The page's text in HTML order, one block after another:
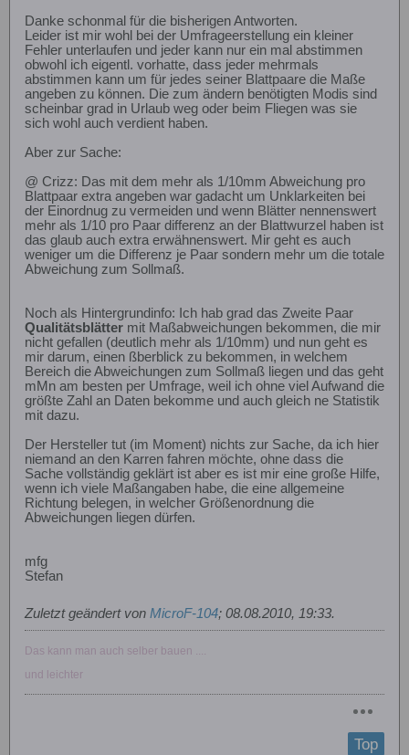
Danke schonmal für die bisherigen Antworten.
Leider ist mir wohl bei der Umfrageerstellung ein kleiner
Fehler unterlaufen und jeder kann nur ein mal abstimmen
obwohl ich eigentl. vorhatte, dass jeder mehrmals
abstimmen kann um für jedes seiner Blattpaare die Maße
angeben zu können. Die zum ändern benötigten Modis sind
scheinbar grad in Urlaub weg oder beim Fliegen was sie
sich wohl auch verdient haben.
Aber zur Sache:
@ Crizz: Das mit dem mehr als 1/10mm Abweichung pro
Blattpaar extra angeben war gadacht um Unklarkeiten bei
der Einordnug zu vermeiden und wenn Blätter nennenswert
mehr als 1/10 pro Paar differenz an der Blattwurzel haben ist
das glaub auch extra erwähnenswert. Mir geht es auch
weniger um die Differenz je Paar sondern mehr um die totale
Abweichung zum Sollmaß.
Noch als Hintergrundinfo: Ich hab grad das Zweite Paar
Qualitätsblätter mit Maßabweichungen bekommen, die mir
nicht gefallen (deutlich mehr als 1/10mm) und nun geht es
mir darum, einen ßberblick zu bekommen, in welchem
Bereich die Abweichungen zum Sollmaß liegen und das geht
mMn am besten per Umfrage, weil ich ohne viel Aufwand die
größte Zahl an Daten bekomme und auch gleich ne Statistik
mit dazu.
Der Hersteller tut (im Moment) nichts zur Sache, da ich hier
niemand an den Karren fahren möchte, ohne dass die
Sache vollständig geklärt ist aber es ist mir eine große Hilfe,
wenn ich viele Maßangaben habe, die eine allgemeine
Richtung belegen, in welcher Größenordnung die
Abweichungen liegen dürfen.
mfg
Stefan
Zuletzt geändert von MicroF-104; 08.08.2010, 19:33.
Das kann man auch selber bauen ....
und leichter
Top